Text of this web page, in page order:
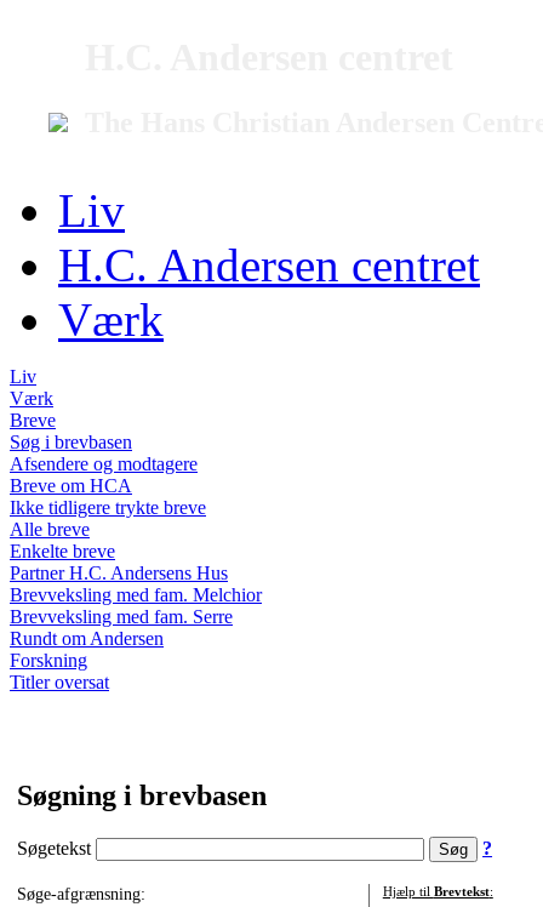
Liv
H.C. Andersen centret
Værk
Liv
Værk
Breve
Søg i brevbasen
Afsendere og modtagere
Breve om HCA
Ikke tidligere trykte breve
Alle breve
Enkelte breve
Partner H.C. Andersens Hus
Brevveksling med fam. Melchior
Brevveksling med fam. Serre
Rundt om Andersen
Forskning
Titler oversat
Søgning i brevbasen
Søgetekst ?
Søge-afgrænsning:
Hjælp til Brevtekst: